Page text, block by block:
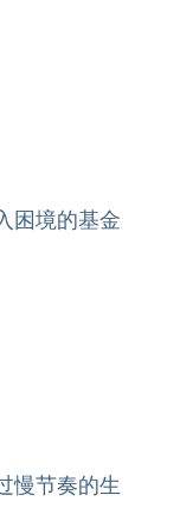
困境的基金
慢节奏的生